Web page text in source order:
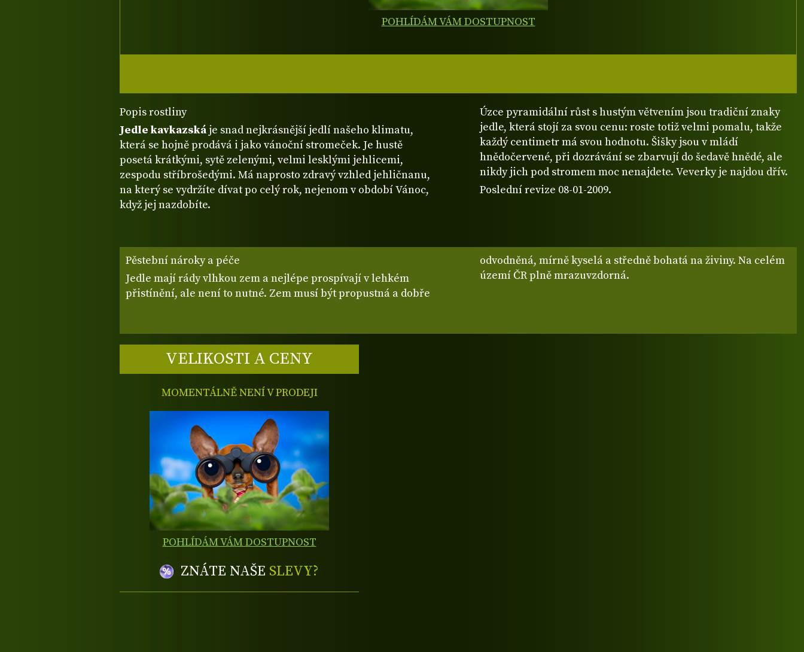
Popis rostliny
Jedle kavkazskáje snad nejkrásnější jedlí našeho klimatu,
která se hojně prodává i jako vánoční stromeček. Je hustě
posetá krátkými, sytě zelenými, velmi lesklými jehlicemi,
zespodu stříbrošedými. Má naprosto zdravý vzhled jehličnanu,
na který se vydržíte dívat po celý rok, nejenom v období Vánoc,
když jej nazdobíte.
Úzce pyramidální růst s hustým větvením jsou tradiční znaky
jedle, která stojí za svou cenu: roste totiž velmi pomalu, takže
každý centimetr má svou hodnotu. Šišky jsou v mládí
hnědočervené, při dozrávání se zbarvují do šedavě hnědé, ale
nikdy jich pod stromem moc nenajdete. Veverky je najdou dřív.
Poslední revize 08-01-2009.
Pěstební nároky a péče
Jedle mají rády vlhkou zem a nejlépe prospívají v lehkém
přistínění, ale není to nutné. Zem musí být propustná a dobře
odvodněná, mírně kyselá a středně bohatá na živiny. Na celém
území ČR plně mrazuvzdorná.
VELIKOSTI A CENY
MOMENTÁLNĚ NENÍ V PRODEJI
POHLÍDÁM VÁM DOSTUPNOST
ZNÁTE NAŠE SLEVY?
POHLÍDÁM VÁM DOSTUPNOST